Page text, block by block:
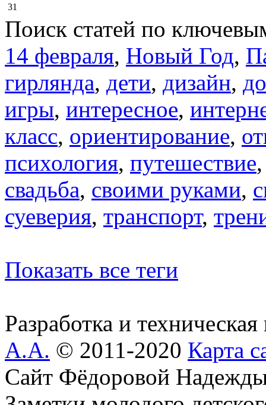
31
Поиск статей по
14 февраля, Новый Год,
гирлянда, дети, дизайн,
игры, интересное,
класс, ориентирование,
психология, путешествие
свадьба, своими руками,
суеверия, транспорт,
Показать все теги
Разработка и
А.А. © 2011-2020 Карта
Сайт Фёдоровой